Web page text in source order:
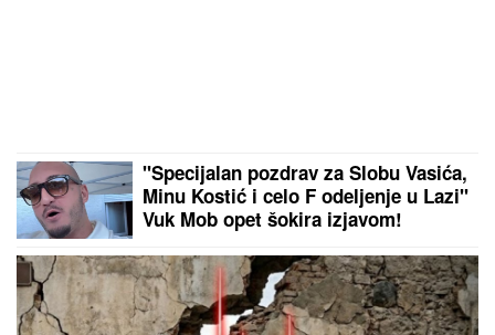
"Specijalan pozdrav za Slobu Vasića,
Minu Kostić i celo F odeljenje u Lazi"
Vuk Mob opet šokira izjavom!